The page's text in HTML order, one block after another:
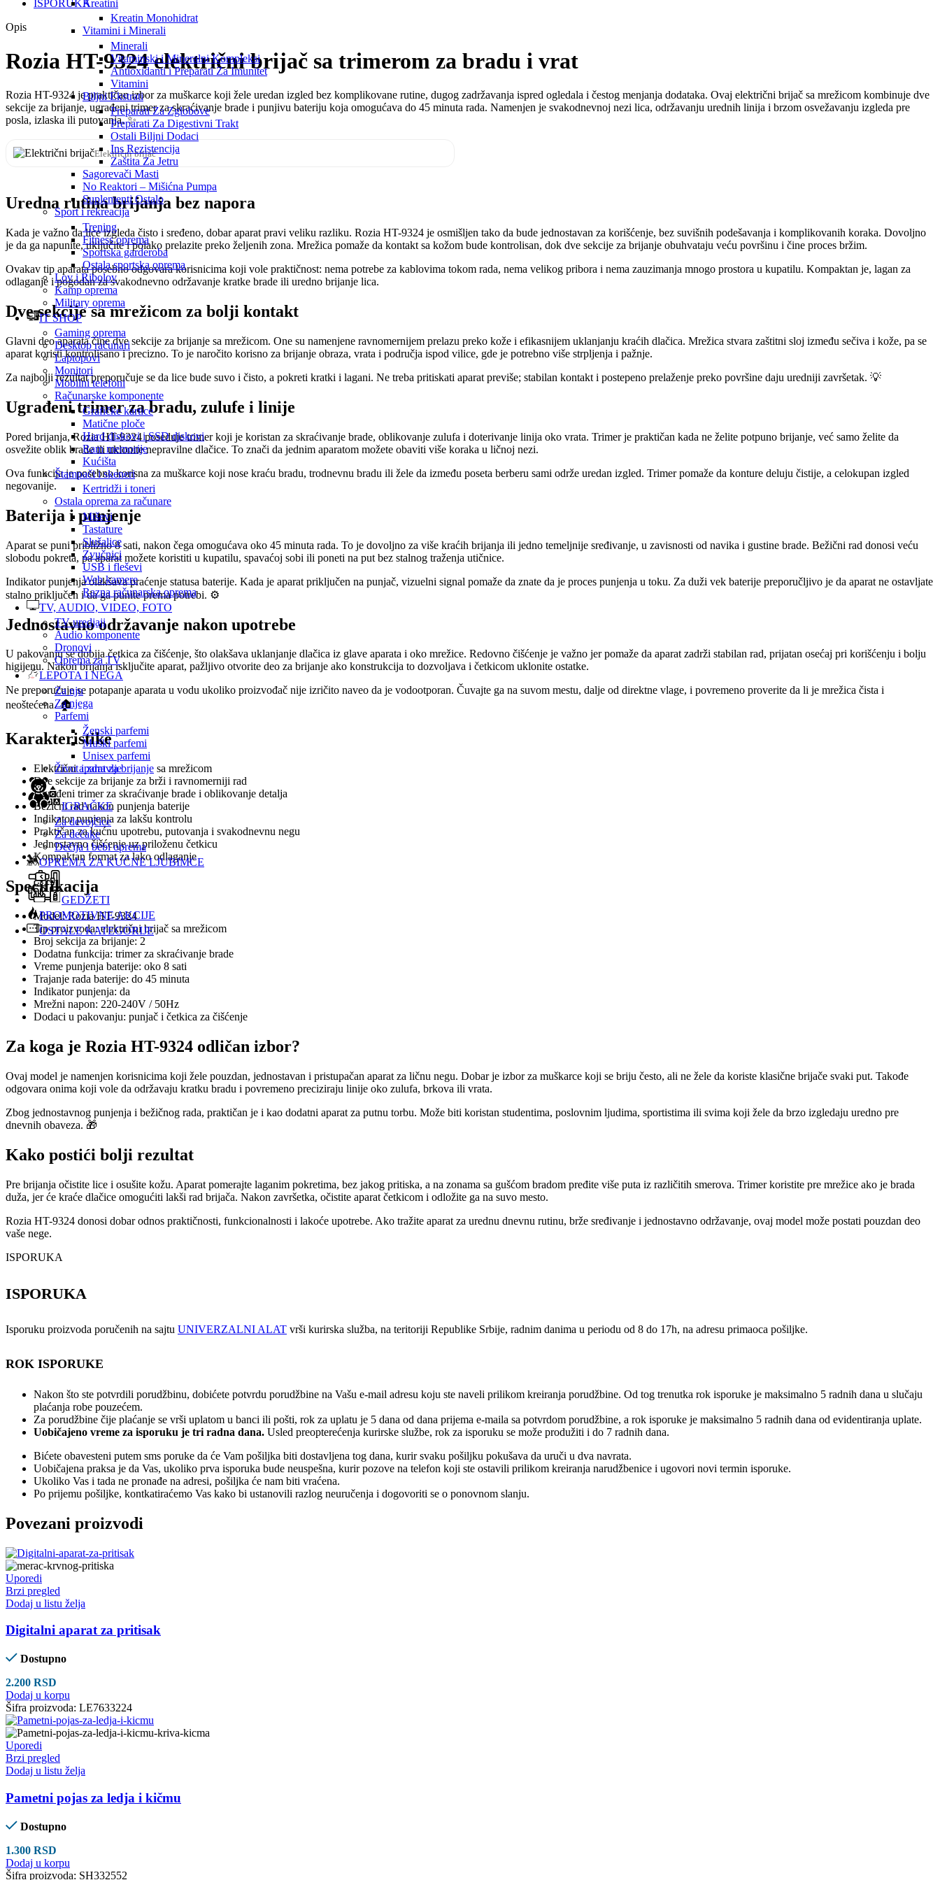
Kreatini
Kreatin Monohidrat
Vitamini i Minerali
Minerali
Vitaminski i Mineralni Kompleksi
Antioxidanti i Preparati Za Imunitet
Vitamini
Biljni Ekstrati
Preparati Za Zglobove
Preparati Za Digestivni Trakt
Ostali Biljni Dodaci
Ins Rezistencija
Zaštita Za Jetru
Sagorevači Masti
No Reaktori – Mišićna Pumpa
Suplementi Ostalo
Sport i rekreacija
Trening
Fitness oprema
Sportska garderoba
Ostala sportska oprema
Lov i Ribolov
Kamp oprema
Military oprema
IT SHOP
Gaming oprema
Desktop računari
Laptopovi
Monitori
Mobilni telefoni
Računarske komponente
Grafičke kartice
Matične ploče
Hard diskovi i SSD diskovi
Ram memorije
Kućišta
Štampači i skeneri
Kertridži i toneri
Ostala oprema za računare
Miševi
Tastature
Slušalice
Zvučnici
USB i fleševi
Web kamere
Razna računarska oprema
TV, AUDIO, VIDEO, FOTO
TV uredjaji
Audio komponente
Dronovi
Oprema za TV
LEPOTA I NEGA
Za nju
Za njega
Parfemi
Ženski parfemi
Muški parfemi
Unisex parfemi
Život i zdravlje
IGRAČKE
Za devojčice
Za dečake
Dečija i bebi oprema
OPREMA ZA KUĆNE LJUBIMCE
GEDŽETI
PROMOTIVNE AKCIJE
OSTALE KATEGORIJE
ISPORUKA
Opis
Rozia HT-9324 električni brijač sa trimerom za bradu i vrat
Rozia HT-9324 je praktičan izbor za muškarce koji žele uredan izgled bez komplikovane rutine, dugog zadržavanja ispred ogledala i čestog menjanja dodataka. Ovaj električni brijač sa mrežicom kombinuje dve
sekcije za brijanje, ugrađeni trimer za skraćivanje brade i punjivu bateriju koja omogućava do 45 minuta rada. Namenjen je svakodnevnoj nezi lica, održavanju urednih linija i brzom osvežavanju izgleda pre
posla, izlaska ili putovanja. ✨
Električni brijač
Uredna rutina brijanja bez napora
Kada je važno da lice izgleda čisto i sređeno, dobar aparat pravi veliku razliku. Rozia HT-9324 je osmišljen tako da bude jednostavan za korišćenje, bez suvišnih podešavanja i komplikovanih koraka. Dovoljno
je da ga napunite, uključite i polako prelazite preko željenih zona. Mrežica pomaže da kontakt sa kožom bude kontrolisan, dok dve sekcije za brijanje obuhvataju veću površinu i čine proces bržim.
Ovakav tip aparata posebno odgovara korisnicima koji vole praktičnost: nema potrebe za kablovima tokom rada, nema velikog pribora i nema zauzimanja mnogo prostora u kupatilu. Kompaktan je, lagan za
odlaganje i pogodan za svakodnevno održavanje kratke brade ili uredno brijanje lica.
Dve sekcije sa mrežicom za bolji kontakt
Glavni deo aparata čine dve sekcije za brijanje sa mrežicom. One su namenjene ravnomernijem prelazu preko kože i efikasnijem uklanjanju kraćih dlačica. Mrežica stvara zaštitni sloj između sečiva i kože, pa se
aparat koristi kontrolisano i precizno. To je naročito korisno za brijanje obraza, vrata i područja ispod vilice, gde je potrebno više strpljenja i pažnje.
Za najbolji rezultat preporučuje se da lice bude suvo i čisto, a pokreti kratki i lagani. Ne treba pritiskati aparat previše; stabilan kontakt i postepeno prelaženje preko površine daju uredniji završetak. 💡
Ugrađeni trimer za bradu, zulufe i linije
Pored brijanja, Rozia HT-9324 poseduje trimer koji je koristan za skraćivanje brade, oblikovanje zulufa i doterivanje linija oko vrata. Trimer je praktičan kada ne želite potpuno brijanje, već samo želite da
osvežite oblik brade ili uklonite nepravilne dlačice. To znači da jednim aparatom možete obaviti više koraka u ličnoj nezi.
Ova funkcija je posebno korisna za muškarce koji nose kraću bradu, trodnevnu bradu ili žele da između poseta berberu sami održe uredan izgled. Trimer pomaže da konture deluju čistije, a celokupan izgled
negovanije.
Baterija i punjenje
Aparat se puni približno 8 sati, nakon čega omogućava oko 45 minuta rada. To je dovoljno za više kraćih brijanja ili jedno temeljnije sređivanje, u zavisnosti od navika i gustine brade. Bežični rad donosi veću
slobodu pokreta, pa aparat možete koristiti u kupatilu, spavaćoj sobi ili poneti na put bez stalnog traženja utičnice.
Indikator punjenja olakšava praćenje statusa baterije. Kada je aparat priključen na punjač, vizuelni signal pomaže da znate da je proces punjenja u toku. Za duži vek baterije preporučljivo je da aparat ne ostavljate
stalno priključen i da ga punite prema potrebi. ⚙️
Jednostavno održavanje nakon upotrebe
U pakovanju se dobija četkica za čišćenje, što olakšava uklanjanje dlačica iz glave aparata i oko mrežice. Redovno čišćenje je važno jer pomaže da aparat zadrži stabilan rad, prijatan osećaj pri korišćenju i bolju
higijenu. Nakon brijanja isključite aparat, pažljivo otvorite deo za brijanje ako konstrukcija to dozvoljava i četkicom uklonite ostatke.
Ne preporučuje se potapanje aparata u vodu ukoliko proizvođač nije izričito naveo da je vodootporan. Čuvajte ga na suvom mestu, dalje od direktne vlage, i povremeno proverite da li je mrežica čista i
neoštećena. 🏠
Karakteristike
Električniaparat za brijanje sa mrežicom
Dve sekcije za brijanje za brži i ravnomerniji rad
Ugrađeni trimer za skraćivanje brade i oblikovanje detalja
Bežični rad nakon punjenja baterije
Indikator punjenja za lakšu kontrolu
Praktičan za kućnu upotrebu, putovanja i svakodnevnu negu
Jednostavno čišćenje uz priloženu četkicu
Kompaktan format za lako odlaganje
Specifikacija
Model: Rozia HT-9324
Tip proizvoda: električni brijač sa mrežicom
Broj sekcija za brijanje: 2
Dodatna funkcija: trimer za skraćivanje brade
Vreme punjenja baterije: oko 8 sati
Trajanje rada baterije: do 45 minuta
Indikator punjenja: da
Mrežni napon: 220-240V / 50Hz
Dodaci u pakovanju: punjač i četkica za čišćenje
Za koga je Rozia HT-9324 odličan izbor?
Ovaj model je namenjen korisnicima koji žele pouzdan, jednostavan i pristupačan aparat za ličnu negu. Dobar je izbor za muškarce koji se briju često, ali ne žele da koriste klasične brijače svaki put. Takođe
odgovara onima koji vole da održavaju kratku bradu i povremeno preciziraju linije oko zulufa, brkova ili vrata.
Zbog jednostavnog punjenja i bežičnog rada, praktičan je i kao dodatni aparat za putnu torbu. Može biti koristan studentima, poslovnim ljudima, sportistima ili svima koji žele da brzo izgledaju uredno pre
dnevnih obaveza. 🎁
Kako postići bolji rezultat
Pre brijanja očistite lice i osušite kožu. Aparat pomerajte laganim pokretima, bez jakog pritiska, a na zonama sa gušćom bradom pređite više puta iz različitih smerova. Trimer koristite pre mrežice ako je brada
duža, jer će kraće dlačice omogućiti lakši rad brijača. Nakon završetka, očistite aparat četkicom i odložite ga na suvo mesto.
Rozia HT-9324 donosi dobar odnos praktičnosti, funkcionalnosti i lakoće upotrebe. Ako tražite aparat za urednu dnevnu rutinu, brže sređivanje i jednostavno održavanje, ovaj model može postati pouzdan deo
vaše nege.
ISPORUKA
ISPORUKA
Isporuku proizvoda poručenih na sajtu UNIVERZALNI ALAT vrši kurirska služba, na teritoriji Republike Srbije, radnim danima u periodu od 8 do 17h, na adresu primaoca pošiljke.
ROK ISPORUKE
Nakon što ste potvrdili porudžbinu, dobićete potvrdu porudžbine na Vašu e-mail adresu koju ste naveli prilikom kreiranja porudžbine. Od tog trenutka rok isporuke je maksimalno 5 radnih dana u slučaju
plaćanja robe pouzećem.
Za porudžbine čije plaćanje se vrši uplatom u banci ili pošti, rok za uplatu je 5 dana od dana prijema e-maila sa potvrdom porudžbine, a rok isporuke je maksimalno 5 radnih dana od evidentiranja uplate.
Uobičajeno vreme za isporuku je tri radna dana. Usled preopterećenja kurirske službe, rok za isporuku se može produžiti i do 7 radnih dana.
Bićete obavesteni putem sms poruke da će Vam pošiljka biti dostavljena tog dana, kurir svaku pošiljku pokušava da uruči u dva navrata.
Uobičajena praksa je da Vas, ukoliko prva isporuka bude neuspešna, kurir pozove na telefon koji ste ostavili prilikom kreiranja narudžbenice i ugovori novi termin isporuke.
Ukoliko Vas i tada ne pronađe na adresi, pošiljka će nam biti vraćena.
Po prijemu pošiljke, kontkatiraćemo Vas kako bi ustanovili razlog neuručenja i dogovoriti se o ponovnom slanju.
Povezani proizvodi
Uporedi
Brzi pregled
Dodaj u listu želja
Digitalni aparat za pritisak
Dostupno
2.200 RSD
Dodaj u korpu
Šifra proizvoda: LE7633224
Uporedi
Brzi pregled
Dodaj u listu želja
Pametni pojas za ledja i kičmu
Dostupno
1.300 RSD
Dodaj u korpu
Šifra proizvoda: SH332552